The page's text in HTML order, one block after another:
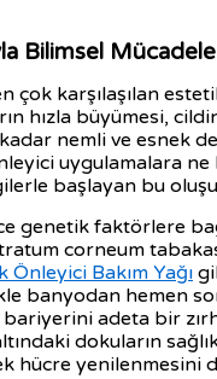
Bilimsel
çok karşılaşılan
hızla büyümesi,
nemli ve esnek
uygulamalara
başlayan bu
genetik faktörlere
corneum
Bakım Yağı
banyodan hemen
adeta bir
dokuların
hücre yenilenmesini